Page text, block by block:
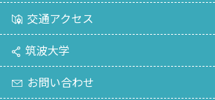
交通アクセス
筑波大学
お問い合わせ